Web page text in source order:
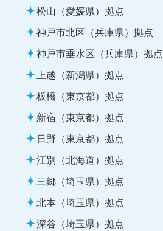
松山（愛媛県）拠点
神戸市北区（兵庫県）拠点
神戸市垂水区（兵庫県）拠点
上越（新潟県）拠点
板橋（東京都）拠点
新宿（東京都）拠点
日野（東京都）拠点
江別（北海道）拠点
三郷（埼玉県）拠点
北本（埼玉県）拠点
深谷（埼玉県）拠点